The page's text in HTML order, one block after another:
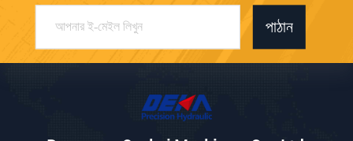
পাঠান